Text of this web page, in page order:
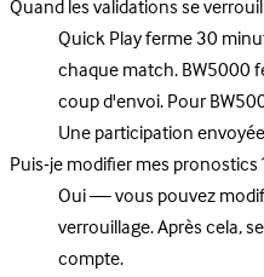
Quand les validations se
Quick Play ferme 30
chaque match. BW5000
coup d'envoi. Pour
Une participation
Puis-je modifier mes pronostics
Oui — vous pouvez
verrouillage. Après cela,
compte.